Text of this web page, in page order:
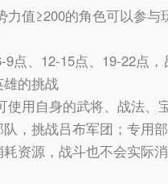
值≥200的角色可以参与
、12-15点、19-22点，
的挑战
用自身的武将、战法、
，挑战吕布军团；专用
资源，战斗也不会实际